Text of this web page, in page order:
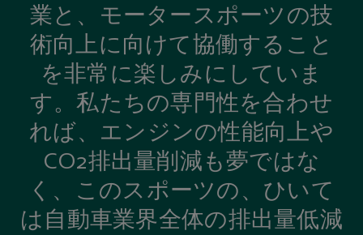
業と、モータースポーツの技
術向上に向けて協働すること
を非常に楽しみにしていま
す。私たちの専門性を合わせ
れば、エンジンの性能向上や
CO₂排出量削減も夢ではな
く、このスポーツの、ひいて
は自動車業界全体の排出量低減